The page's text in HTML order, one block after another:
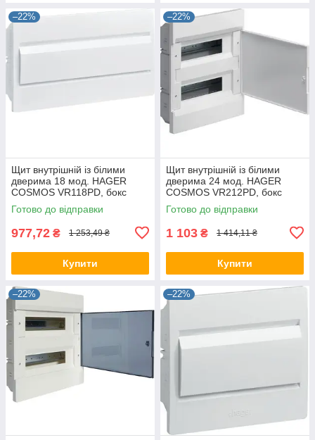
–22%
Щит внутрішній із білими
дверима 18 мод. HAGER
COSMOS VR118PD, бокс
Хагер, шафа КОСМС
розподільний
Готово до відправки
977,72 ₴ 1 253,49 ₴
Купити
–22%
Щит внутрішній із білими
дверима 24 мод. HAGER
COSMOS VR212PD, бокс
Хагер, шафа КОСМОС
розподільний
Готово до відправки
1 103 ₴ 1 414,11 ₴
Купити
–22% –22%